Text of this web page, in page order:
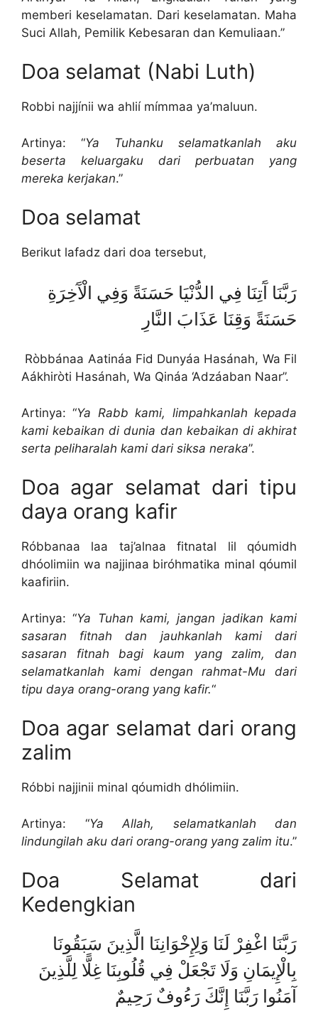
memberi keselamatan. Dari keselamatan. Maha
Suci Allah, Pemilik Kebesaran dan Kemuliaan.”
Doa selamat (Nabi Luth)
Robbi najjínii wa ahlií mímmaa ya’maluun.
Artinya: “Ya Tuhanku selamatkanlah aku
beserta keluargaku dari perbuatan yang
mereka kerjakan.”
Doa selamat
Berikut lafadz dari doa tersebut,
رَبَّنَا آَتِنَا فِي الدُّنْيَا حَسَنَةً وَفِي الْآَخِرَةِ
حَسَنَةً وَقِنَا عَذَابَ النَّارِ
Ròbbánaa Aatináa Fid Dunyáa Hasánah, Wa Fil
Aákhiròti Hasánah, Wa Qináa ‘Adzáaban Naar”.
Artinya: “Ya Rabb kami, limpahkanlah kepada
kami kebaikan di dunia dan kebaikan di akhirat
serta peliharalah kami dari siksa neraka”.
Doa agar selamat dari tipu
daya orang kafir
Róbbanaa laa taj’alnaa fitnatal lil qóumidh
dhóolimiin wa najjinaa biróhmatika minal qóumil
kaafiriin.
Artinya: “Ya Tuhan kami, jangan jadikan kami
sasaran fitnah dan jauhkanlah kami dari
sasaran fitnah bagi kaum yang zalim, dan
selamatkanlah kami dengan rahmat-Mu dari
tipu daya orang-orang yang kafir.“
Doa agar selamat dari orang
zalim
Róbbi najjinii minal qóumidh dhólimiin.
Artinya: “Ya Allah, selamatkanlah dan
lindungilah aku dari orang-orang yang zalim itu.”
Doa Selamat dari
Kedengkian
رَبَّنَا اغْفِرْ لَنَا وَلِإِخْوَانِنَا الَّذِينَ سَبَقُونَا
بِالْإِيمَانِ وَلَا تَجْعَلْ فِي قُلُوبِنَا غِلًّا لِلَّذِينَ
آمَنُوا رَبَّنَا إِنَّكَ رَءُوفٌ رَحِيمٌ